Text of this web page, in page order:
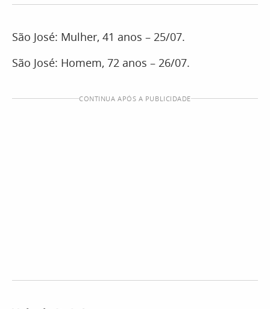
São José: Mulher, 41 anos – 25/07.
São José: Homem, 72 anos – 26/07.
CONTINUA APÓS A PUBLICIDADE